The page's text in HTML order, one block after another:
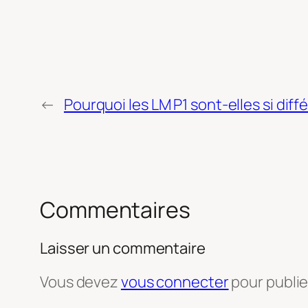
← Pourquoi les LM P1 sont-elles si
Commentaires
Laisser un commentaire
Vous devezvous connecterpour